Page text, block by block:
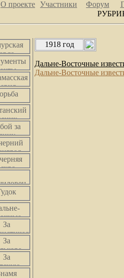
О проекте Участники Форум
1918 год
Дальне-Восточные
Дальне-Восточные